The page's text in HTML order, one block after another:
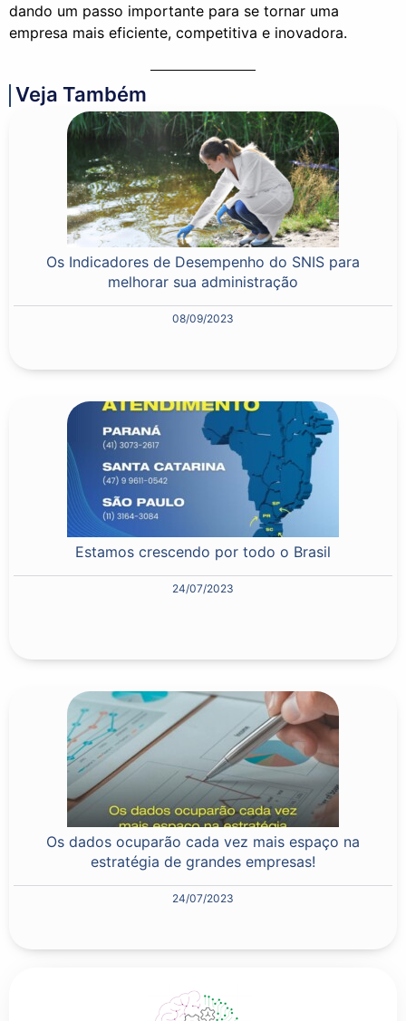
dando um passo importante para se tornar uma
empresa mais eficiente, competitiva e inovadora.
Veja Também
Os Indicadores de Desempenho do SNIS para
melhorar sua administração
08/09/2023
Estamos crescendo por todo o Brasil
24/07/2023
Os dados ocuparão cada vez mais espaço na
estratégia de grandes empresas!
24/07/2023